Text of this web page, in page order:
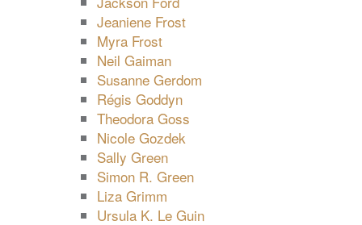
Jeaniene Frost
Myra Frost
Neil Gaiman
Susanne Gerdom
Régis Goddyn
Theodora Goss
Nicole Gozdek
Sally Green
Simon R. Green
Liza Grimm
Ursula K. Le Guin